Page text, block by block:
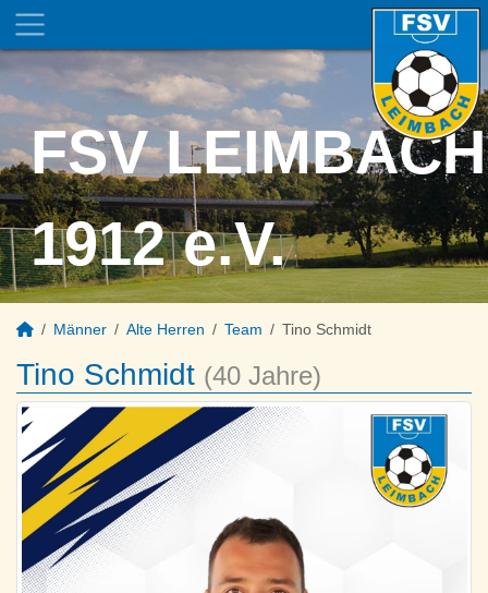
FSV LEIMBACH
1912 e.V.
Männer Alte Herren Team Tino Schmidt
Tino Schmidt (40 Jahre)